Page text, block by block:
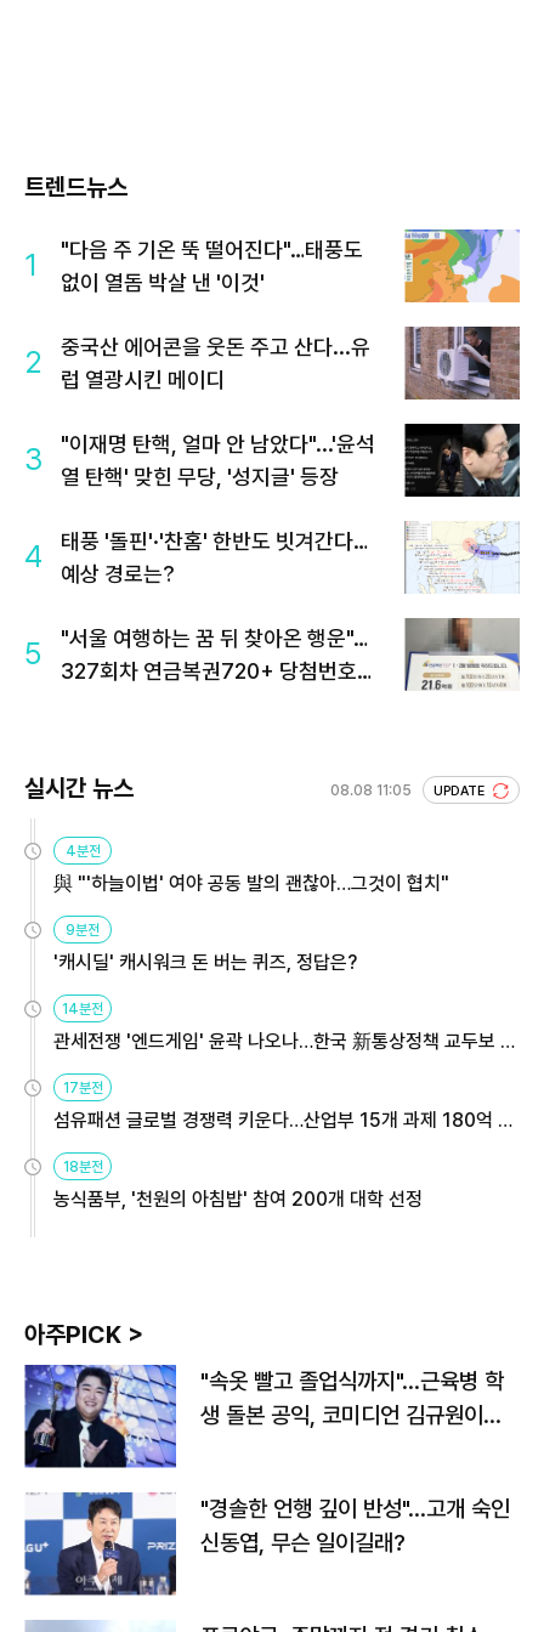
트렌드뉴스
1
"다음 주 기온 뚝 떨어진다"…태풍도
없이 열돔 박살 낸 '이것'
2
중국산 에어콘을 웃돈 주고 산다...유
럽 열광시킨 메이디
3
"이재명 탄핵, 얼마 안 남았다"...'윤석
열 탄핵' 맞힌 무당, '성지글' 등장
4
태풍 '돌핀'·'찬홈' 한반도 빗겨간다…
예상 경로는?
5
"서울 여행하는 꿈 뒤 찾아온 행운"…
327회차 연금복권720+ 당첨번호조
실시간 뉴스 08.08 11:05 UPDATE
4분전
與 "'하늘이법' 여야 공동 발의 괜찮아…그것이 협치"
9분전
'캐시딜' 캐시워크 돈 버는 퀴즈, 정답은?
14분전
관세전쟁 '엔드게임' 윤곽 나오나…한국 新통상정책 교두보 활
17분전
섬유패션 글로벌 경쟁력 키운다…산업부 15개 과제 180억 지
18분전
농식품부, '천원의 아침밥' 참여 200개 대학 선정
아주PICK >
"속옷 빨고 졸업식까지"…근육병 학
생 돌본 공익, 코미디언 김규원이었
"경솔한 언행 깊이 반성"…고개 숙인
신동엽, 무슨 일이길래?